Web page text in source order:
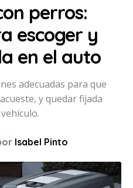
perros:
escoger y
en el auto
adecuadas para que
y quedar fijada
Isabel Pinto